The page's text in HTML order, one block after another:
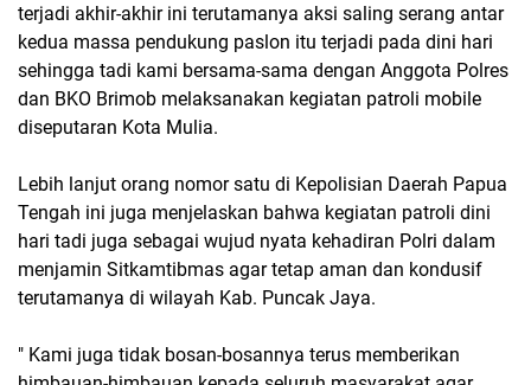
terjadi akhir-akhir ini terutamanya aksi saling serang antar
kedua massa pendukung paslon itu terjadi pada dini hari
sehingga tadi kami bersama-sama dengan Anggota Polres
dan BKO Brimob melaksanakan kegiatan patroli mobile
diseputaran Kota Mulia.
Lebih lanjut orang nomor satu di Kepolisian Daerah Papua
Tengah ini juga menjelaskan bahwa kegiatan patroli dini
hari tadi juga sebagai wujud nyata kehadiran Polri dalam
menjamin Sitkamtibmas agar tetap aman dan kondusif
terutamanya di wilayah Kab. Puncak Jaya.
" Kami juga tidak bosan-bosannya terus memberikan